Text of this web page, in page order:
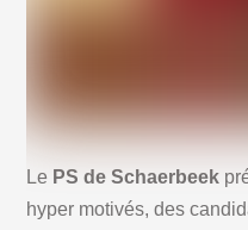
Le PS de Schaerbeek
hyper motivés, des